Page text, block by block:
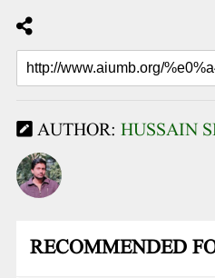
AUTHOR: HUSSAIN
RECOMMENDED